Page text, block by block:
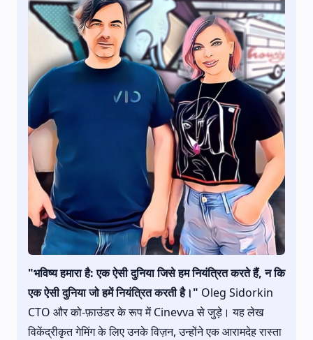
"भविष्य हमारा है: एक ऐसी दुनिया जिसे हम नियंत्रित करते हैं, न कि
एक ऐसी दुनिया जो हमें नियंत्रित करती है।" Oleg Sidorkin
CTO और को-फ़ाउंडर के रूप में Cinevva से जुड़े। यह लेख
विकेंद्रीकृत गेमिंग के लिए उनके विज़न, उन्होंने एक आरामदेह रास्ता